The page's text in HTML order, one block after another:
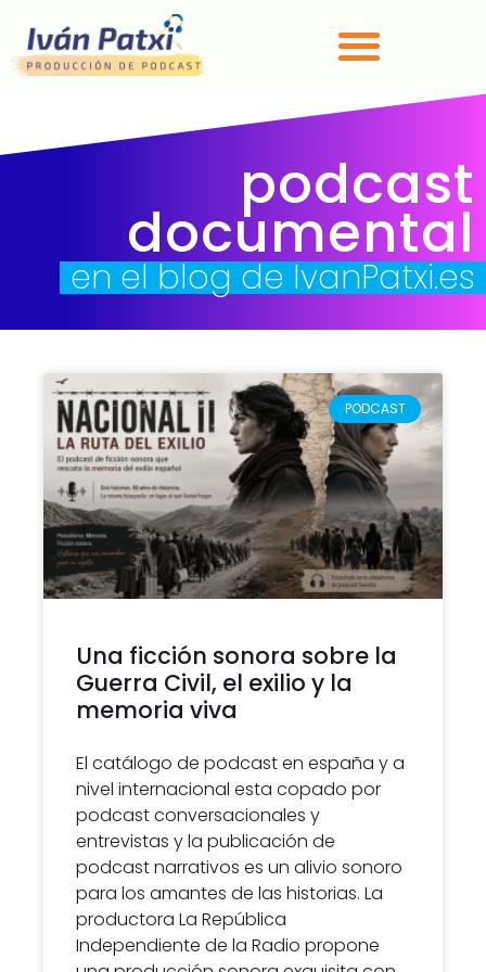
podcast
documental
en el blog de IvanPatxi.es
PODCAST
Una ficción sonora sobre la
Guerra Civil, el exilio y la
memoria viva
El catálogo de podcast en españa y a
nivel internacional esta copado por
podcast conversacionales y
entrevistas y la publicación de
podcast narrativos es un alivio sonoro
para los amantes de las historias. La
productora La República
Independiente de la Radio propone